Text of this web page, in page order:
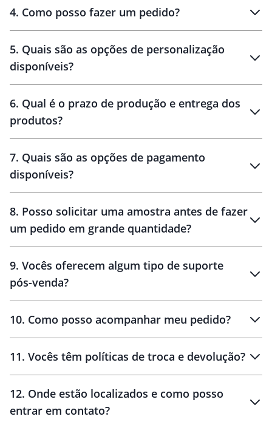
personalizados
brinde
personalização
4. Como posso fazer um pedido?
amostra virtual
5. Quais são as opções de personalização
disponíveis?
6. Qual é o prazo de produção e entrega dos
produtos?
10 dias
brinde
48 horas
7. Quais são as opções de pagamento
disponíveis?
8. Posso solicitar uma amostra antes de fazer
um pedido em grande quantidade?
amostras
9. Vocês oferecem algum tipo de suporte
pós-venda?
10. Como posso acompanhar meu pedido?
11. Vocês têm políticas de troca e devolução?
30 dias
12. Onde estão localizados e como posso
entrar em contato?